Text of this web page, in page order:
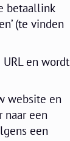
betaallink
(te vinden
en wordt
website en
naar een
een